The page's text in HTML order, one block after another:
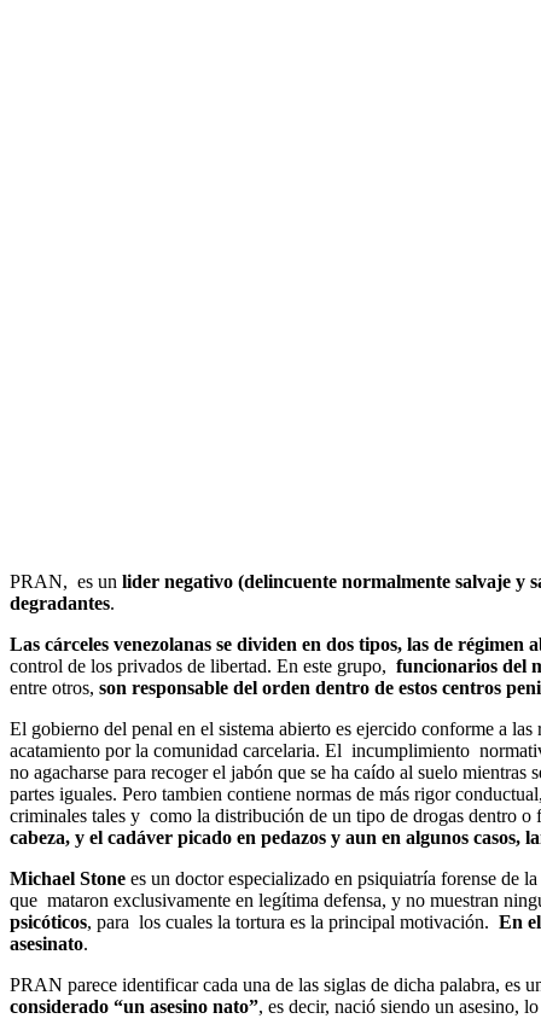
PRAN, es un lider negativo (delincuente normalmente salvaje y
degradantes.
Las cárceles venezolanas se dividen en dos tipos, las de régimen
control de los privados de libertad. En este grupo, funcionarios del
entre otros, son responsable del orden dentro de estos centros
El gobierno del penal en el sistema abierto es ejercido conforme a
acatamiento por la comunidad carcelaria. El incumplimiento
no agacharse para recoger el jabón que se ha caído al suelo
partes iguales. Pero tambien contiene normas de más rigor
criminales tales y como la distribución de un tipo de drogas dentro
cabeza, y el cadáver picado en pedazos y aun en algunos
Michael Stone es un doctor especializado en psiquiatría forense de
que mataron exclusivamente en legítima defensa, y no muestran
psicóticos, para los cuales la tortura es la principal motivación. En
asesinato.
PRAN parece identificar cada una de las siglas de dicha palabra, es
considerado “un asesino nato”, es decir, nació siendo un asesino,